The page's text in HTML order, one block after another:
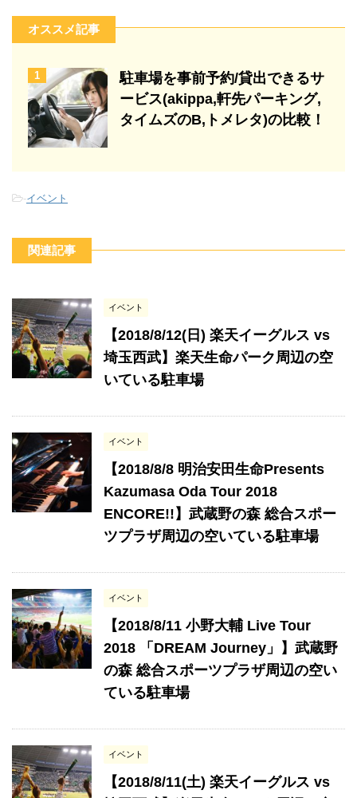
オススメ記事
1
駐車場を事前予約/貸出できるサ
ービス(akippa,軒先パーキング,
タイムズのB,トメレタ)の比較！
-イベント
関連記事
イベント
【2018/8/12(日) 楽天イーグルス vs
埼玉西武】楽天生命パーク周辺の空
いている駐車場
イベント
【2018/8/8 明治安田生命Presents
Kazumasa Oda Tour 2018
ENCORE!!】武蔵野の森 総合スポー
ツプラザ周辺の空いている駐車場
イベント
【2018/8/11 小野大輔 Live Tour
2018 「DREAM Journey」】武蔵野
の森 総合スポーツプラザ周辺の空い
ている駐車場
イベント
【2018/8/11(土) 楽天イーグルス vs